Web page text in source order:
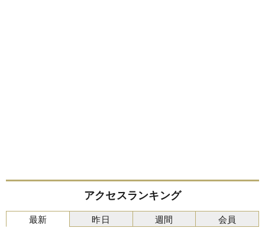
アクセスランキング
最新 昨日 週間 会員